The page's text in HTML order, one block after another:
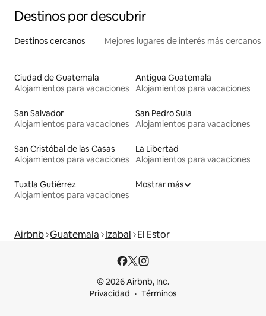
Destinos por descubrir
Destinos cercanos Mejores lugares de interés más cercanos
Ciudad de Guatemala
Alojamientos para vacaciones
Antigua Guatemala
Alojamientos para vacaciones
San Salvador
Alojamientos para vacaciones
San Pedro Sula
Alojamientos para vacaciones
San Cristóbal de las Casas
Alojamientos para vacaciones
La Libertad
Alojamientos para vacaciones
Tuxtla Gutiérrez
Alojamientos para vacaciones
Mostrar más
Airbnb Guatemala Izabal El Estor
© 2026 Airbnb, Inc.
Privacidad
Términos